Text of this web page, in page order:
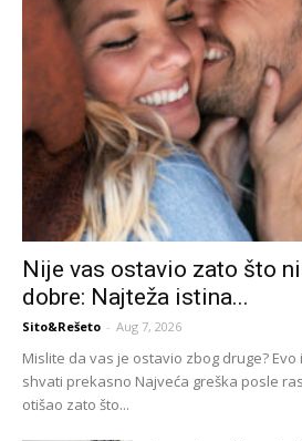
Nije vas ostavio zato što
dobre: Najteža istina...
Sito&Rešeto - Aug 7, 2026
Mislite da vas je ostavio zbog druge?
shvati prekasno Najveća greška posle
otišao zato što...